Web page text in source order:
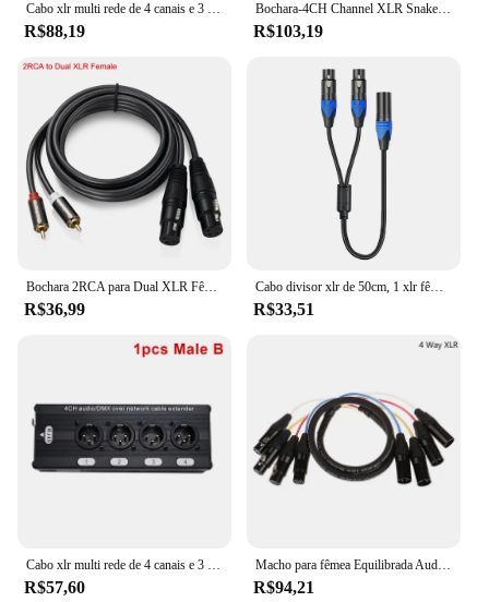
R$88,19
Bochara-4CH Channel XLR Snake Cable, macho para fêmea, OFC Audio Foil blindado para transmissão de gravação
R$103,19
R$36,99
Cabo divisor xlr de 50cm, 1 xlr fêmea para 2 xlr macho xlr y cabo divisor de microfone para misturador amplificador
R$33,51
R$57,60
Macho para fêmea Equilibrada Audio Extension Cord, Professional Multi-Media, Cabo XLR de 3 pinos, 2 4 6 canais
R$94,21